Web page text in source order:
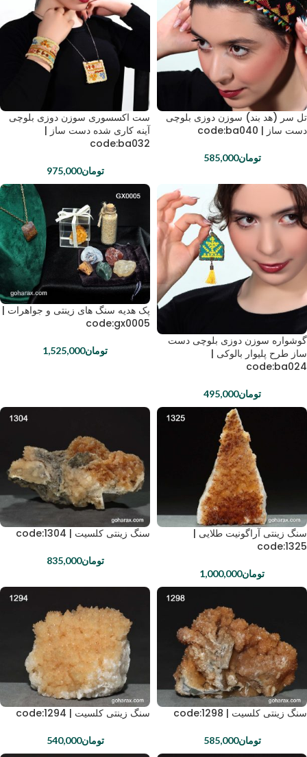
تل سر (هد بند) سوزن دوزی بلوچی
دست ساز | code:ba040
تومان585,000
ست اکسسوری سوزن دوزی بلوچی
آینه کاری شده دست ساز |
code:ba032
تومان975,000
گوشواره سوزن دوزی بلوچی دست
ساز طرح پلیوار بالوکی |
code:ba024
تومان495,000
پک هدیه سنگ های زینتی و جواهرات |
code:gx0005
تومان1,525,000
سنگ زینتی آراگونیت طلایی |
code:1325
تومان1,000,000
سنگ زینتی کلسیت | code:1304
تومان835,000
سنگ زینتی کلسیت | code:1298
تومان585,000
سنگ زینتی کلسیت | code:1294
تومان540,000